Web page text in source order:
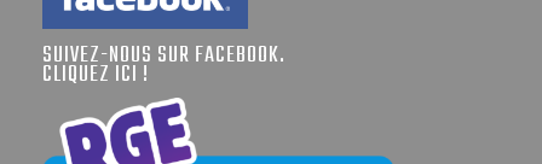
SUIVEZ-NOUS SUR FACEBOOK.
CLIQUEZ ICI !